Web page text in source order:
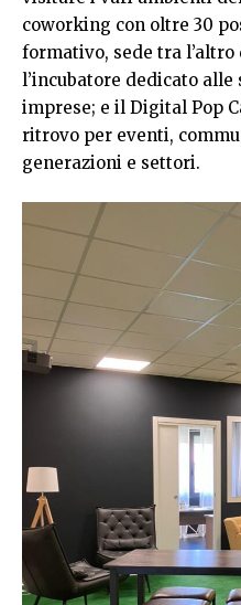
coworking con oltre 30
formativo, sede tra l’altro
l’incubatore dedicato alle
imprese; e il Digital Pop
ritrovo per eventi,
generazioni e settori.